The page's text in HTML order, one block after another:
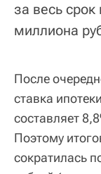
за весь
миллиона
После
ставка
составляет
Поэтому
сократилась